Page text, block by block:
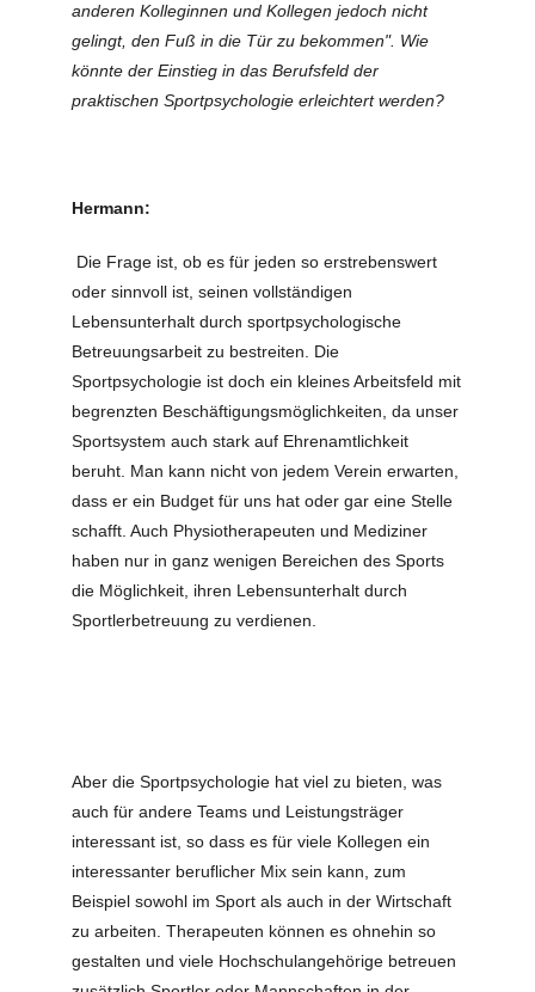
anderen Kolleginnen und Kollegen jedoch nicht
gelingt, den Fuß in die Tür zu bekommen". Wie
könnte der Einstieg in das Berufsfeld der
praktischen Sportpsychologie erleichtert werden?
Hermann:
Die Frage ist, ob es für jeden so erstrebenswert
oder sinnvoll ist, seinen vollständigen
Lebensunterhalt durch sportpsychologische
Betreuungsarbeit zu bestreiten. Die
Sportpsychologie ist doch ein kleines Arbeitsfeld mit
begrenzten Beschäftigungsmöglichkeiten, da unser
Sportsystem auch stark auf Ehrenamtlichkeit
beruht. Man kann nicht von jedem Verein erwarten,
dass er ein Budget für uns hat oder gar eine Stelle
schafft. Auch Physiotherapeuten und Mediziner
haben nur in ganz wenigen Bereichen des Sports
die Möglichkeit, ihren Lebensunterhalt durch
Sportlerbetreuung zu verdienen.
Aber die Sportpsychologie hat viel zu bieten, was
auch für andere Teams und Leistungsträger
interessant ist, so dass es für viele Kollegen ein
interessanter beruflicher Mix sein kann, zum
Beispiel sowohl im Sport als auch in der Wirtschaft
zu arbeiten. Therapeuten können es ohnehin so
gestalten und viele Hochschulangehörige betreuen